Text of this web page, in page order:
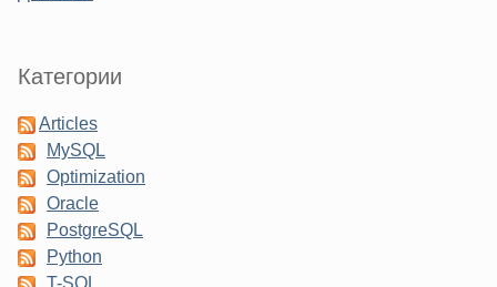
Категории
Articles
MySQL
Optimization
Oracle
PostgreSQL
Python